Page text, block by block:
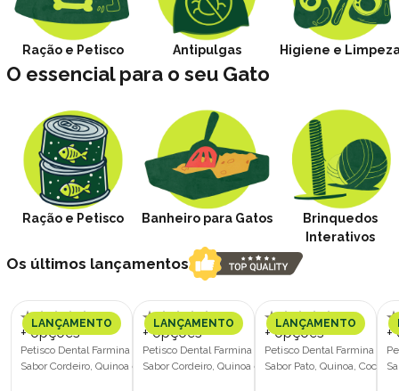
Ração e Petisco Antipulgas Higiene e
O essencial para o seu Gato
Ração e Petisco Banheiro para Gatos
Brinquedos
Interativos
Os últimos lançamentos
+ opções
Petisco Dental Farmina N&D Quinoa
Sabor Cordeiro, Quinoa e Hortelã
LANÇAMENTO
+ opções
Petisco Dental Farmina N&D Quinoa
Sabor Cordeiro, Quinoa e Hortelã
LANÇAMENTO
+ opções
Petisco Dental Farmina
Sabor Pato, Quinoa, Coco e
LANÇAMENTO
+